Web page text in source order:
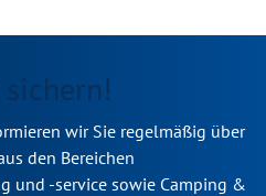
sichern!
wir Sie regelmäßig über
den Bereichen
und -service sowie Camping &